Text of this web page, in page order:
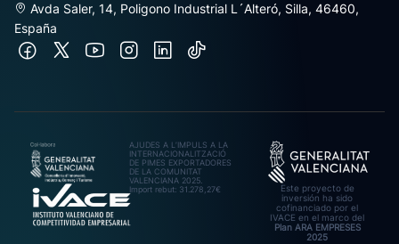
Avda Saler, 14, Poligono Industrial L´Alteró, Silla, 46460,
España
AJUDES A L’IMPULS A LA
INTERNACIONALITZACIÓ
DE PIMES EXPORTADORES
DE LA COMUNITAT
VALENCIANA 2025.
Import rebut: 31.278,27€
Este proyecto de
inversión ha sido
cofinanciado por el
IVACE en el marco del
Plan ARA EMPRESES
2025